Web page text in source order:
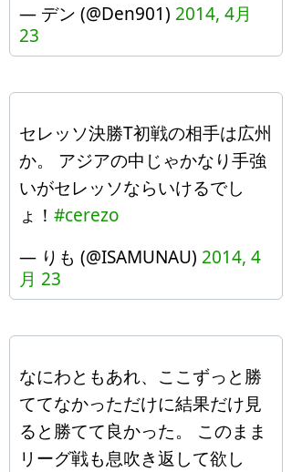
— デン (@Den901) 2014, 4月
23
セレッソ決勝T初戦の相手は広州
か。 アジアの中じゃかなり手強
いがセレッソならいけるでし
ょ！ #cerezo
— りも (@ISAMUNAU) 2014, 4
月 23
なにわともあれ、ここずっと勝
ててなかっただけに結果だけ見
ると勝てて良かった。 このまま
リーグ戦も息吹き返して欲し